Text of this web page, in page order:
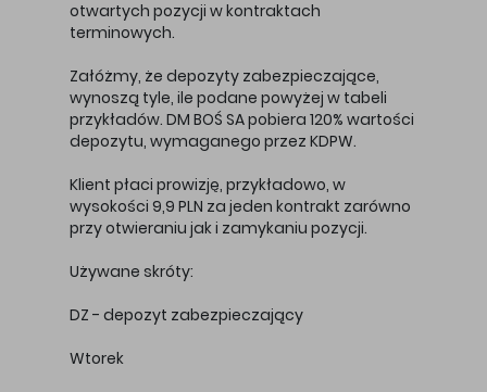
otwartych pozycji w kontraktach
terminowych.
Załóżmy, że depozyty zabezpieczające,
wynoszą tyle, ile podane powyżej w tabeli
przykładów. DM BOŚ SA pobiera 120% wartości
depozytu, wymaganego przez KDPW.
Klient płaci prowizję, przykładowo, w
wysokości 9,9 PLN za jeden kontrakt zarówno
przy otwieraniu jak i zamykaniu pozycji.
Używane skróty:
DZ - depozyt zabezpieczający
Wtorek